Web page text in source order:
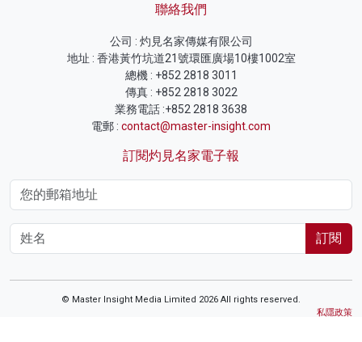
聯絡我們
公司 : 灼見名家傳媒有限公司
地址 : 香港黃竹坑道21號環匯廣場10樓1002室
總機 : +852 2818 3011
傳真 : +852 2818 3022
業務電話 :+852 2818 3638
電郵 : contact@master-insight.com
訂閱灼見名家電子報
訂閱
© Master Insight Media Limited 2026 All rights reserved.
私隱政策